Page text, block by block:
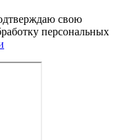
свою
персональных